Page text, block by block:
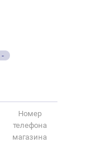
-
Номер
телефона
магазина